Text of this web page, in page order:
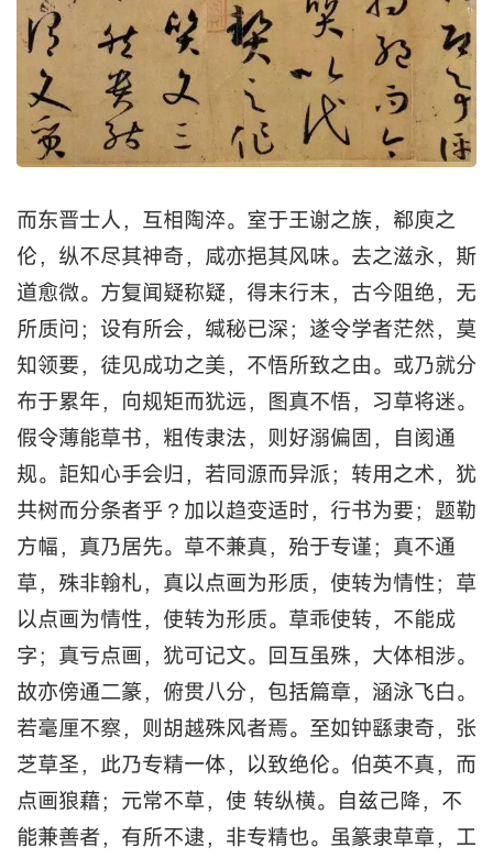
而东晋士人，互相陶淬。室于王谢之族，郗庾之
伦，纵不尽其神奇，咸亦挹其风味。去之滋永，斯
道愈微。方复闻疑称疑，得末行末，古今阻绝，无
所质问；设有所会，缄秘已深；遂令学者茫然，莫
知领要，徒见成功之美，不悟所致之由。或乃就分
布于累年，向规矩而犹远，图真不悟，习草将迷。
假令薄能草书，粗传隶法，则好溺偏固，自阂通
规。詎知心手会归，若同源而异派；转用之术，犹
共树而分条者乎？加以趋变适时，行书为要；题勒
方幅，真乃居先。草不兼真，殆于专谨；真不通
草，殊非翰札，真以点画为形质，使转为情性；草
以点画为情性，使转为形质。草乖使转，不能成
字；真亏点画，犹可记文。回互虽殊，大体相涉。
故亦傍通二篆，俯贯八分，包括篇章，涵泳飞白。
若毫厘不察，则胡越殊风者焉。至如钟繇隶奇，张
芝草圣，此乃专精一体，以致绝伦。伯英不真，而
点画狼藉；元常不草，使 转纵横。自兹己降，不
能兼善者，有所不逮，非专精也。虽篆隶草章，工